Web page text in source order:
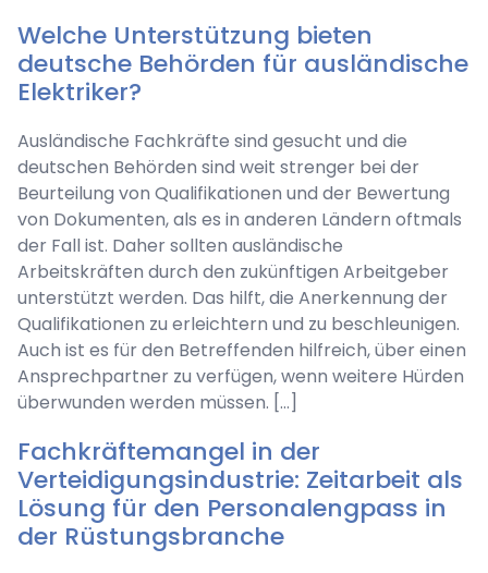
Welche Unterstützung bieten
deutsche Behörden für ausländische
Elektriker?
Ausländische Fachkräfte sind gesucht und die
deutschen Behörden sind weit strenger bei der
Beurteilung von Qualifikationen und der Bewertung
von Dokumenten, als es in anderen Ländern oftmals
der Fall ist. Daher sollten ausländische
Arbeitskräften durch den zukünftigen Arbeitgeber
unterstützt werden. Das hilft, die Anerkennung der
Qualifikationen zu erleichtern und zu beschleunigen.
Auch ist es für den Betreffenden hilfreich, über einen
Ansprechpartner zu verfügen, wenn weitere Hürden
überwunden werden müssen. […]
Fachkräftemangel in der
Verteidigungsindustrie: Zeitarbeit als
Lösung für den Personalengpass in
der Rüstungsbranche